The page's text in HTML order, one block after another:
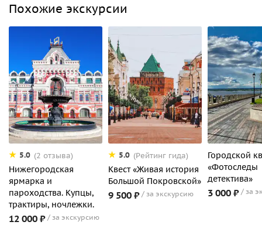
Похожие экскурсии
5.0 (2 отзыва)
Нижегородская
ярмарка и
пароходства. Купцы,
трактиры, ночлежки.
12 000 ₽ за экскурсию
5.0 (Рейтинг гида)
Квест «Живая история
Большой Покровской»
9 500 ₽ за экскурсию
Городской
«Фотоследы
детектива»
3 000 ₽ за